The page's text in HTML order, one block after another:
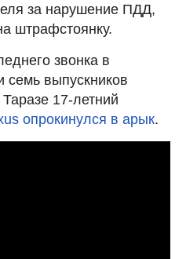
за нарушение ПДД,
штрафстоянку.
звонка в
семь выпускников
17-летний
опрокинулся в арык.